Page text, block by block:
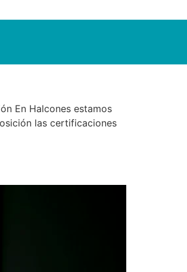
En Halcones estamos
las certificaciones